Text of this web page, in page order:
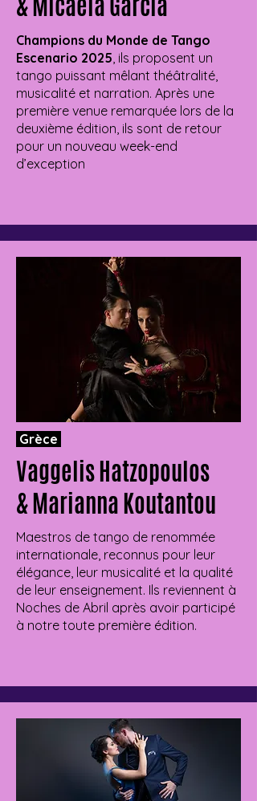
Champions du Monde de Tango
Escenario 2025, ils proposent un
tango puissant mêlant théâtralité,
musicalité et narration. Après une
première venue remarquée lors de la
deuxième édition, ils sont de retour
pour un nouveau week-end
d’exception
Grèce
Vaggelis Hatzopoulos
& Marianna Koutantou
Maestros de tango de renommée
internationale, reconnus pour leur
élégance, leur musicalité et la qualité
de leur enseignement. Ils reviennent à
Noches de Abril après avoir participé
à notre toute première édition.